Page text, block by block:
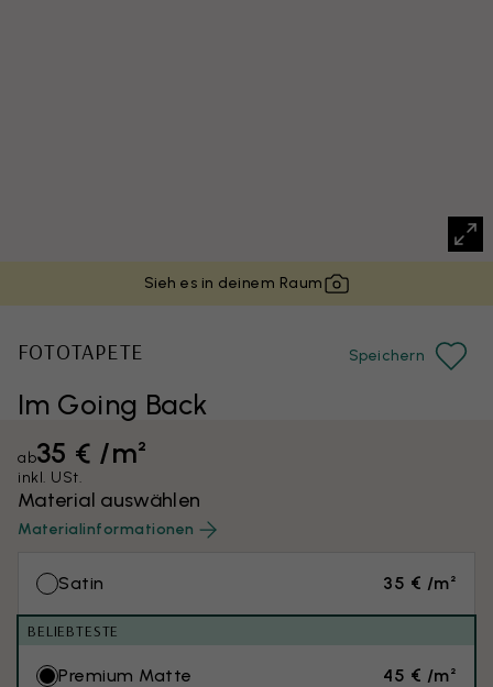
Sieh es in deinem Raum
Im Going Back
FOTOTAPETE Speichern
ab35 € /m²
inkl. USt.
Material auswählen
Materialinformationen
Satin 35 € /m²
BELIEBTESTE
Premium Matte 45 € /m²